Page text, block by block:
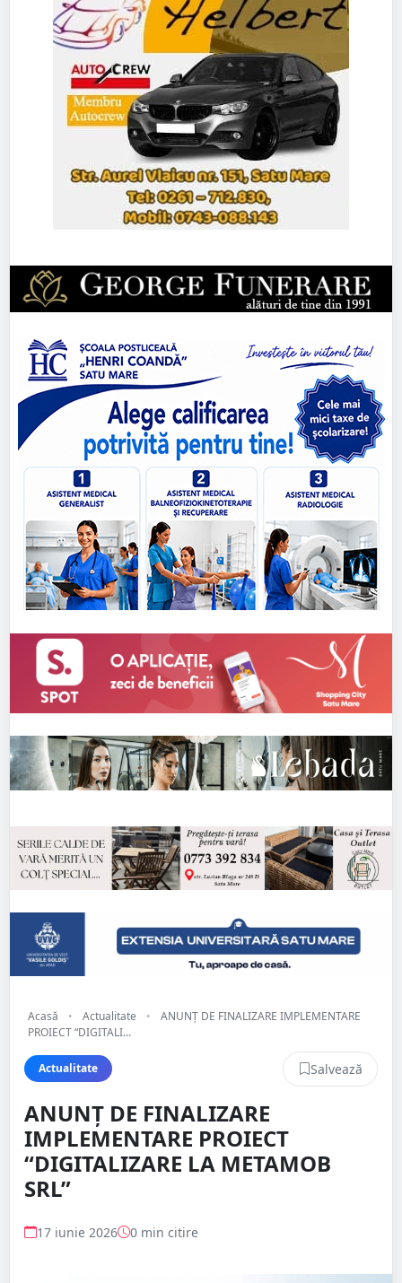
Acasă • Actualitate •
ANUNȚ DE FINALIZARE IMPLEMENTARE
PROIECT “DIGITALI...
Actualitate Salvează
ANUNȚ DE FINALIZARE
IMPLEMENTARE PROIECT
“DIGITALIZARE LA METAMOB
SRL”
17 iunie 2026 0 min citire